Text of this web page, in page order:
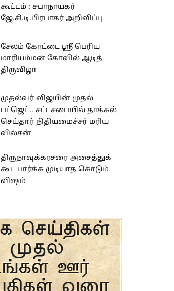
கூட்டம் : சபாநாயகர்
ஜே.சி.டி.பிரபாகர் அறிவிப்பு
சேலம் கோட்டை ஸ்ரீ பெரிய
மாரியம்மன் கோவில் ஆடித்
திருவிழா
முதல்வர் விஜயின் முதல்
பட்ஜெட்.. சட்டசபையில் தாக்கல்
செய்தார் நிதியமைச்சர் மரிய
வில்சன்
திருநாவுக்கரசரை அசைத்துக்
கூட பார்க்க முடியாத கொடும்
விஷம்